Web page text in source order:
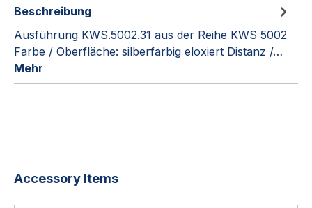
Beschreibung
Ausführung KWS.5002.31 aus der Reihe KWS 5002
Farbe / Oberfläche: silberfarbig eloxiert Distanz /…
Mehr
Produktgalerie überspringen
Accessory Items